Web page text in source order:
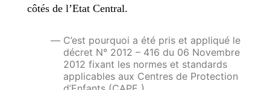
côtés de l’Etat Central.
C’est pourquoi a été pris et appliqué le
décret N° 2012 – 416 du 06 Novembre
2012 fixant les normes et standards
applicables aux Centres de Protection